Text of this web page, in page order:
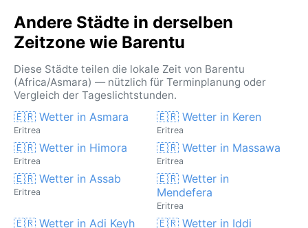
Andere Städte in derselben
Zeitzone wie Barentu
Diese Städte teilen die lokale Zeit von Barentu
(Africa/Asmara) — nützlich für Terminplanung oder
Vergleich der Tageslichtstunden.
🇪🇷 Wetter in Asmara
Eritrea
🇪🇷 Wetter in Keren
Eritrea
🇪🇷 Wetter in Himora
Eritrea
🇪🇷 Wetter in Massawa
Eritrea
🇪🇷 Wetter in Assab
Eritrea
🇪🇷 Wetter in
Mendefera
Eritrea
🇪🇷 Wetter in Adi Keyh 🇪🇷 Wetter in Iddi